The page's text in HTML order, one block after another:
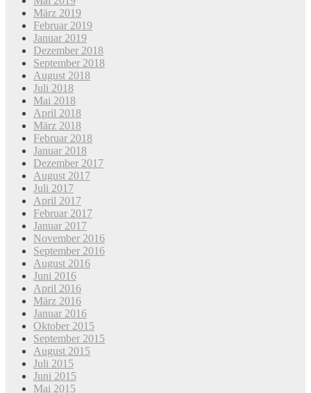
März 2019
Februar 2019
Januar 2019
Dezember 2018
September 2018
August 2018
Juli 2018
Mai 2018
April 2018
März 2018
Februar 2018
Januar 2018
Dezember 2017
August 2017
Juli 2017
April 2017
Februar 2017
Januar 2017
November 2016
September 2016
August 2016
Juni 2016
April 2016
März 2016
Januar 2016
Oktober 2015
September 2015
August 2015
Juli 2015
Juni 2015
Mai 2015